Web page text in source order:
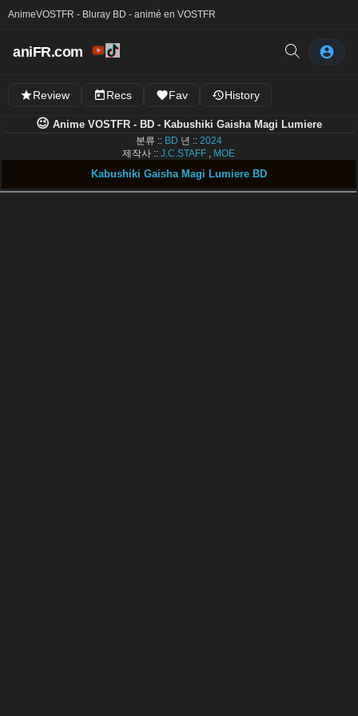
AnimeVOSTFR - Bluray BD - animé en VOSTFR
aniFR.com
Review Recs Fav History
😉 Anime VOSTFR - BD - Kabushiki Gaisha Magi Lumiere
분류 :: BD 년 :: 2024
제작사 ::J.C.STAFF , MOE
Kabushiki Gaisha Magi Lumiere BD